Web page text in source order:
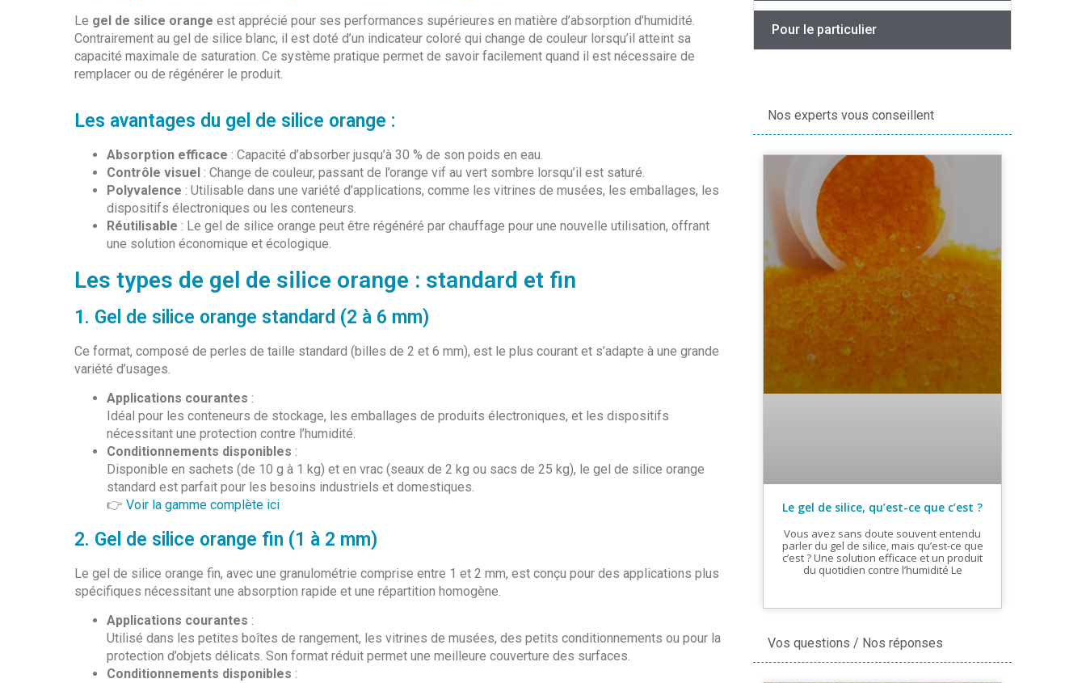
Le gel de silice orange est apprécié pour ses performances supérieures en matière d’absorption d’humidité.
Contrairement au gel de silice blanc, il est doté d’un indicateur coloré qui change de couleur lorsqu’il atteint sa
capacité maximale de saturation. Ce système pratique permet de savoir facilement quand il est nécessaire de
remplacer ou de régénérer le produit.
Les avantages du gel de silice orange :
Absorption efficace : Capacité d’absorber jusqu’à 30 % de son poids en eau.
Contrôle visuel : Change de couleur, passant de l’orange vif au vert sombre lorsqu’il est saturé.
Polyvalence : Utilisable dans une variété d’applications, comme les vitrines de musées, les emballages, les
dispositifs électroniques ou les conteneurs.
Réutilisable : Le gel de silice orange peut être régénéré par chauffage pour une nouvelle utilisation, offrant
une solution économique et écologique.
Les types de gel de silice orange : standard et fin
1. Gel de silice orange standard (2 à 6 mm)
Ce format, composé de perles de taille standard (billes de 2 et 6 mm), est le plus courant et s’adapte à une grande
variété d’usages.
Applications courantes :
Idéal pour les conteneurs de stockage, les emballages de produits électroniques, et les dispositifs
nécessitant une protection contre l’humidité.
Conditionnements disponibles :
Disponible en sachets (de 10 g à 1 kg) et en vrac (seaux de 2 kg ou sacs de 25 kg), le gel de silice orange
standard est parfait pour les besoins industriels et domestiques.
👉 Voir la gamme complète ici
2. Gel de silice orange fin (1 à 2 mm)
Le gel de silice orange fin, avec une granulométrie comprise entre 1 et 2 mm, est conçu pour des applications plus
spécifiques nécessitant une absorption rapide et une répartition homogène.
Applications courantes :
Utilisé dans les petites boîtes de rangement, les vitrines de musées, des petits conditionnements ou pour la
protection d’objets délicats. Son format réduit permet une meilleure couverture des surfaces.
Conditionnements disponibles :
Pour le particulier
Nos experts vous conseillent
Le gel de silice, qu’est-ce que c’est ?
Vous avez sans doute souvent entendu
parler du gel de silice, mais qu’est-ce que
c’est ? Une solution efficace et un produit
du quotidien contre l’humidité Le
Vos questions / Nos réponses